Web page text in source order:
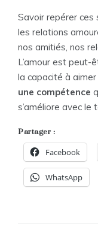
Savoir repérer
les relations
nos amitiés, nos
L’amour est peut-
la capacité à
une compétence
s’améliore avec le
Partager :
Facebook
WhatsApp